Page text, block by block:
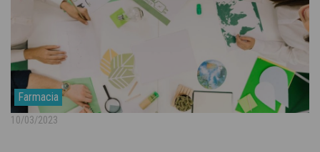
Farmacia
10/03/2023